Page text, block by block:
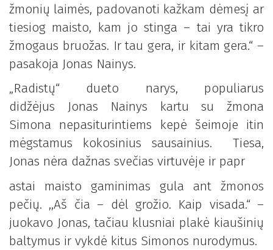
žmonių laimės, padovanoti kažkam dėmesį ar
tiesiog maisto, kam jo stinga – tai yra tikro
žmogaus bruožas. Ir tau gera, ir kitam gera.“ –
pasakoja Jonas Nainys.
„Radistų“ dueto narys, populiarus
didžėjus Jonas Nainys kartu su žmona
Simona nepasiturintiems kepė šeimoje itin
mėgstamus kokosinius sausainius. Tiesa,
Jonas nėra dažnas svečias virtuvėje ir papr
astai maisto gaminimas gula ant žmonos
pečių. ,,Aš čia – dėl grožio. Kaip visada.“ –
juokavo Jonas, tačiau klusniai plakė kiaušinių
baltymus ir vykdė kitus Simonos nurodymus.